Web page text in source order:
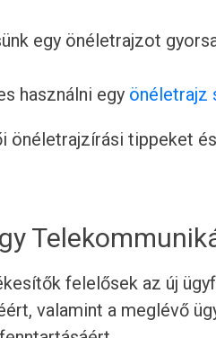
egy önéletrajzot
használni egy önéletrajz
önéletrajzírási tippeket
felelősek az új
valamint a meglévő